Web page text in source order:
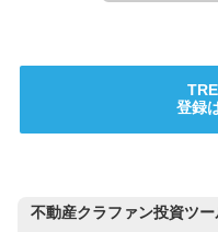
登録
不動産クラファン投資ツー